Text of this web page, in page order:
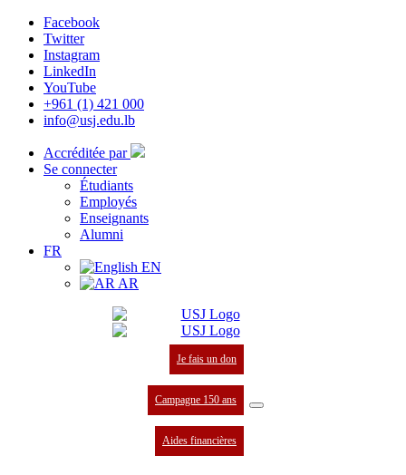
Facebook
Twitter
Instagram
LinkedIn
YouTube
+961 (1) 421 000
info@usj.edu.lb
Accréditée par
Se connecter
Étudiants
Employés
Enseignants
Alumni
FR
EN
AR
Je fais un don
Campagne 150 ans
Aides financières